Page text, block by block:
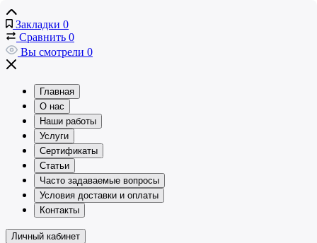
Закладки 0
Сравнить 0
Вы смотрели 0
Главная
О нас
Наши работы
Услуги
Сертификаты
Статьи
Часто задаваемые вопросы
Условия доставки и оплаты
Контакты
Личный кабинет